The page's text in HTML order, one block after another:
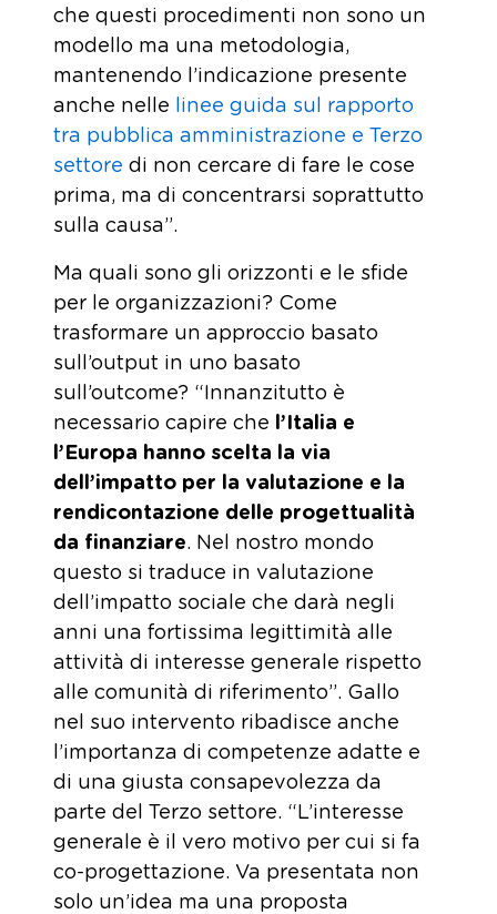
che questi procedimenti non sono un
modello ma una metodologia,
mantenendo l’indicazione presente
anche nelle linee guida sul rapporto
tra pubblica amministrazione e Terzo
settore di non cercare di fare le cose
prima, ma di concentrarsi soprattutto
sulla causa”.
Ma quali sono gli orizzonti e le sfide
per le organizzazioni? Come
trasformare un approccio basato
sull’output in uno basato
sull’outcome? “Innanzitutto è
necessario capire che l’Italia e
l’Europa hanno scelta la via
dell’impatto per la valutazione e la
rendicontazione delle progettualità
da finanziare. Nel nostro mondo
questo si traduce in valutazione
dell’impatto sociale che darà negli
anni una fortissima legittimità alle
attività di interesse generale rispetto
alle comunità di riferimento”. Gallo
nel suo intervento ribadisce anche
l’importanza di competenze adatte e
di una giusta consapevolezza da
parte del Terzo settore. “L’interesse
generale è il vero motivo per cui si fa
co-progettazione. Va presentata non
solo un’idea ma una proposta